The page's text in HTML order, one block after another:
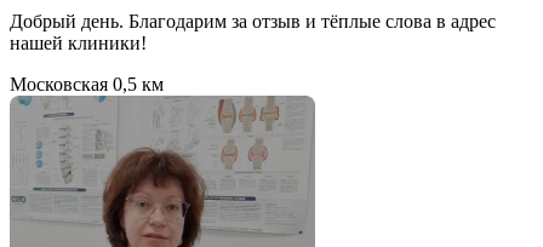
Добрый день. Благодарим за отзыв и тёплые слова в адрес
нашей клиники!
Московская 0,5 км